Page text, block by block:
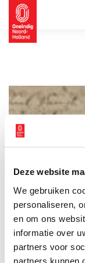
Deze website
We gebruiken
personaliseren,
en om ons
informatie over
partners voor
partners kunnen
Kolhorn
Elke maand
bijzonder
keer: een gedicht
Kolhorn in 1788.
jaar geleden dat
door een brand.
2 min